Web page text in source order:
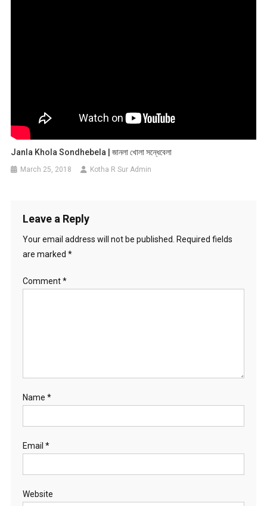
Janla Khola Sondhebela | জানলা খোলা সন্ধেবেলা
March 25, 2018 Kotha R Sur Admin
Leave a Reply
Your email address will not be published.
Required fields
are marked *
Comment*
Name *
Email *
Website